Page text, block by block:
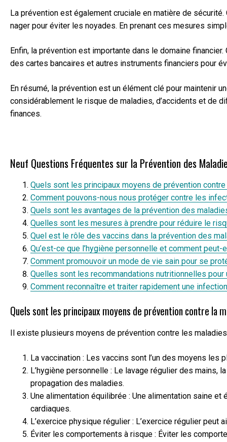
La prévention est également cruciale en matière de
nager pour éviter les noyades. En prenant ces mesures
Enfin, la prévention est importante dans le domaine
des cartes bancaires et autres instruments financiers pour
En résumé, la prévention est un élément clé pour maintenir
considérablement le risque de maladies, d’accidents et de
finances.
Neuf Questions Fréquentes sur la Prévention des
Quels sont les principaux moyens de prévention contre
Comment pouvons-nous nous protéger contre les
Quels sont les avantages de la prévention des
Quelles sont les mesures à prendre pour réduire le
Quel est le rôle des vaccins dans la prévention des
Qu’est-ce que l’hygiène personnelle et comment
Comment promouvoir un mode de vie sain pour se
Quelles sont les recommandations nutritionnelles
Comment reconnaître et traiter rapidement une
Quels sont les principaux moyens de prévention contre la
Il existe plusieurs moyens de prévention contre les
La vaccination : Les vaccins sont l’un des moyens
L’hygiène personnelle : Le lavage régulier des
propagation des maladies.
Une alimentation équilibrée : Une alimentation saine
cardiaques.
L’exercice physique régulier : L’exercice régulier
Éviter les comportements à risque : Éviter les